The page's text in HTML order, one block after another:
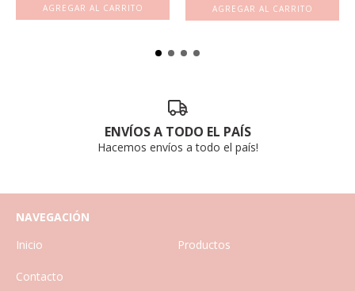
AGREGAR AL CARRITO AGREGAR AL CARRITO
ENVÍOS A TODO EL PAÍS
Hacemos envíos a todo el país!
NAVEGACIÓN
Inicio
Productos
Contacto